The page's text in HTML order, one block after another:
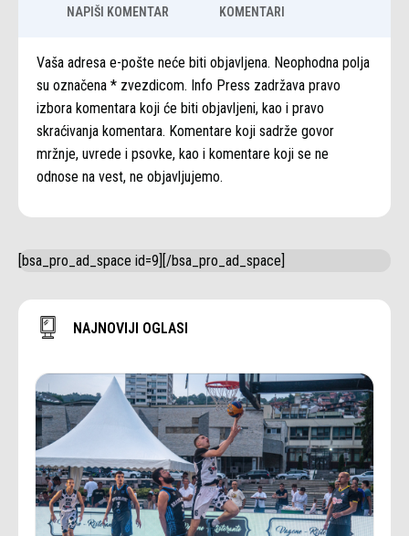
NAPIŠI KOMENTAR KOMENTARI
Vaša adresa e-pošte neće biti objavljena. Neophodna polja
su označena * zvezdicom. Info Press zadržava pravo
izbora komentara koji će biti objavljeni, kao i pravo
skraćivanja komentara. Komentare koji sadrže govor
mržnje, uvrede i psovke, kao i komentare koji se ne
odnose na vest, ne objavljujemo.
[bsa_pro_ad_space id=9][/bsa_pro_ad_space]
NAJNOVIJI OGLASI